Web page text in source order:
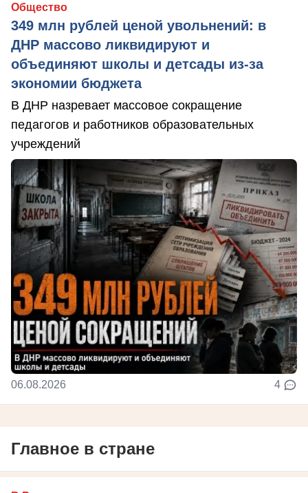
Общество
349 млн рублей ценой увольнений: в
ДНР массово ликвидируют и
объединяют школы и детсады из-за
экономии бюджета
В ДНР назревает массовое сокращение
педагогов и работников образовательных
учреждений
06.08.2026 4
Главное в стране